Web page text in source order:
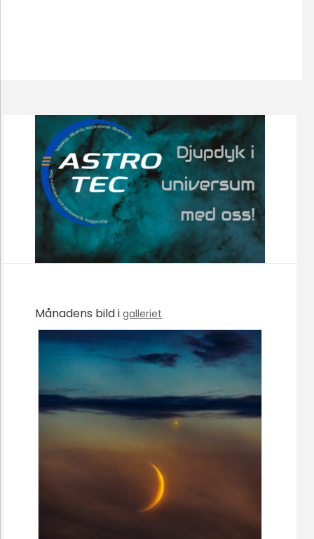
Månadens bild i galleriet